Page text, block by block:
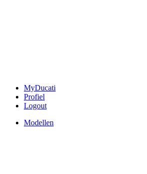
MyDucati
Profiel
Logout
Modellen